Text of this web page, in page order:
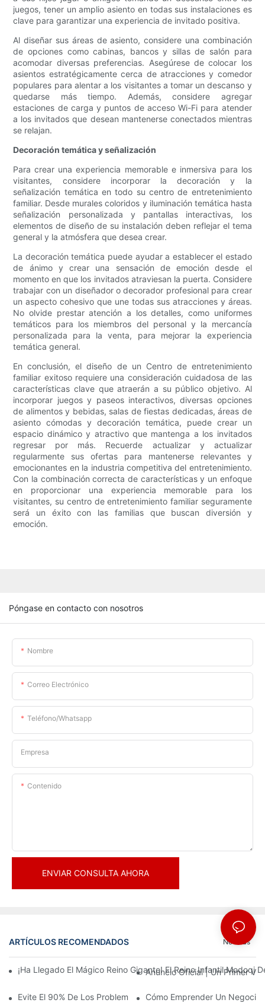
juegos, tener un amplio asiento en todas sus instalaciones es
clave para garantizar una experiencia de invitado positiva.
Al diseñar sus áreas de asiento, considere una combinación
de opciones como cabinas, bancos y sillas de salón para
acomodar diversas preferencias. Asegúrese de colocar los
asientos estratégicamente cerca de atracciones y comedor
populares para alentar a los visitantes a tomar un descanso y
quedarse más tiempo. Además, considere agregar
estaciones de carga y puntos de acceso Wi-Fi para atender
a los invitados que desean mantenerse conectados mientras
se relajan.
Decoración temática y señalización
Para crear una experiencia memorable e inmersiva para los
visitantes, considere incorporar la decoración y la
señalización temática en todo su centro de entretenimiento
familiar. Desde murales coloridos y iluminación temática hasta
señalización personalizada y pantallas interactivas, los
elementos de diseño de su instalación deben reflejar el tema
general y la atmósfera que desea crear.
La decoración temática puede ayudar a establecer el estado
de ánimo y crear una sensación de emoción desde el
momento en que los invitados atraviesan la puerta. Considere
trabajar con un diseñador o decorador profesional para crear
un aspecto cohesivo que une todas sus atracciones y áreas.
No olvide prestar atención a los detalles, como uniformes
temáticos para los miembros del personal y la mercancía
personalizada para la venta, para mejorar la experiencia
temática general.
En conclusión, el diseño de un Centro de entretenimiento
familiar exitoso requiere una consideración cuidadosa de las
características clave que atraerán a su público objetivo. Al
incorporar juegos y paseos interactivos, diversas opciones
de alimentos y bebidas, salas de fiestas dedicadas, áreas de
asiento cómodas y decoración temática, puede crear un
espacio dinámico y atractivo que mantenga a los invitados
regresar por más. Recuerde actualizar y actualizar
regularmente sus ofertas para mantenerse relevantes y
emocionantes en la industria competitiva del entretenimiento.
Con la combinación correcta de características y un enfoque
en proporcionar una experiencia memorable para los
visitantes, su centro de entretenimiento familiar seguramente
será un éxito con las familias que buscan diversión y
emoción.
Póngase en contacto con nosotros
Nombre
Correo Electrónico
Teléfono/whatsapp
Empresa
Contenido
ENVIAR CONSULTA AHORA
ARTÍCULOS RECOMENDADOS Noticias
¡Ha Llegado El Mágico Reino Gigante! El Reino Infantil Modoqi
Anuncio Oficial | Un Primer
Evite El 90% De Los Problemas: Al Invertir En Un Centro
Cómo Emprender Un Negocio